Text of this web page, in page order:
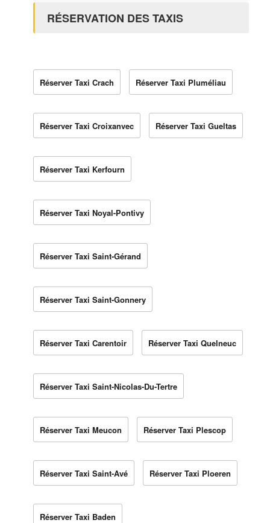
RÉSERVATION DES TAXIS
Réserver Taxi Crach Réserver Taxi Pluméliau
Réserver Taxi Croixanvec Réserver Taxi Gueltas
Réserver Taxi Kerfourn
Réserver Taxi Noyal-Pontivy
Réserver Taxi Saint-Gérand
Réserver Taxi Saint-Gonnery
Réserver Taxi Carentoir Réserver Taxi Quelneuc
Réserver Taxi Saint-Nicolas-Du-Tertre
Réserver Taxi Meucon Réserver Taxi Plescop
Réserver Taxi Saint-Avé Réserver Taxi Ploeren
Réserver Taxi Baden